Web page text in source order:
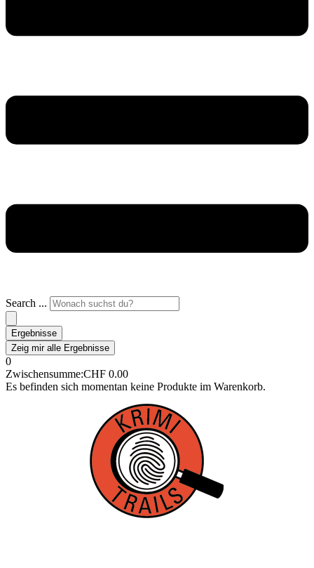
Search ...
Ergebnisse
Zeig mir alle Ergebnisse
0
Zwischensumme:CHF 0.00
Es befinden sich momentan keine Produkte im Warenkorb.